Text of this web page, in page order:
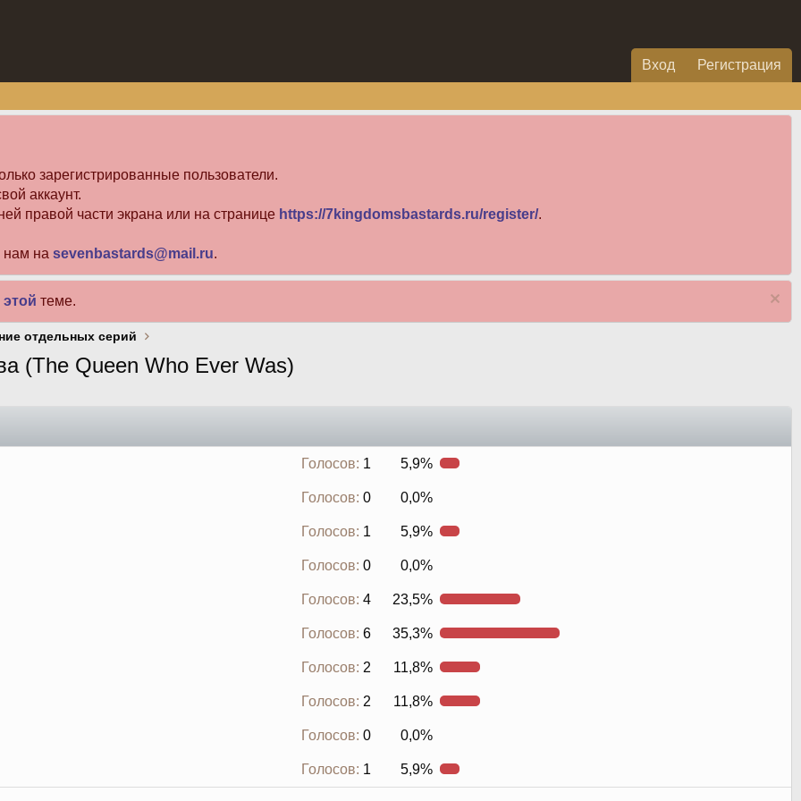
Вход Регистрация
зарегистрированные пользователи.
аккаунт.
правой части экрана или на странице https://7kingdomsbastards.ru/register/.
нам на sevenbastards@mail.ru.
этой теме.
отдельных серий
(The Queen Who Ever Was)
Голосов: 1 5,9%
Голосов: 0 0,0%
Голосов: 1 5,9%
Голосов: 0 0,0%
Голосов: 4 23,5%
Голосов: 6 35,3%
Голосов: 2 11,8%
Голосов: 2 11,8%
Голосов: 0 0,0%
Голосов: 1 5,9%